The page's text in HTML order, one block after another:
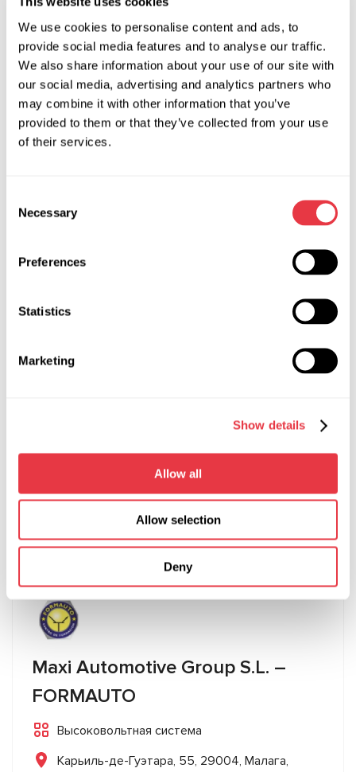
We use cookies to personalise content and ads, to
provide social media features and to analyse our traffic.
We also share information about your use of our site with
our social media, advertising and analytics partners who
may combine it with other information that you’ve
provided to them or that they’ve collected from your use
of their services.
Selection
Necessary
Preferences
Statistics
Marketing
Show details
Allow all
Allow selection
Deny
Стартеры и генераторы
Rib 2A, 10360 Sesvete, Croatia
+385955296530
gkesic@kesic-oprema.hr
Hybrid MOT Centre LTD
Высоковольтная система
info@hybridcentreuk.com
Посетите веб-сайт
Maxi Automotive Group S.L. –
FORMAUTO
Высоковольтная система
Карьиль-де-Гуэтара, 55, 29004, Малага,